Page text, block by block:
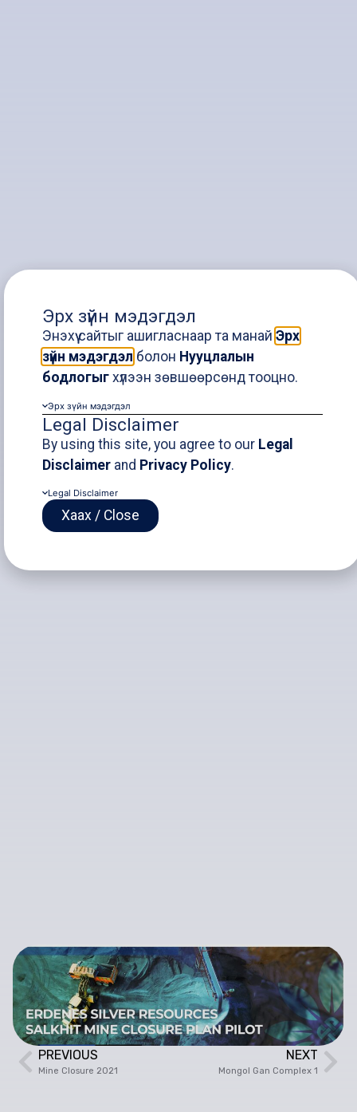
Model Project for
Developing the
Closure Plan of the
Salhit Mine of
“Erdenes Silver
Resource” LLC
PREVIOUS
Mine Closure 2021
NEXT
Mongol Gan Complex 1
Эрх зүйн мэдэгдэл
Энэхүү сайтыг ашигласнаар та манай Эрх
зүйн мэдэгдэл болон Нууцлалын
бодлогыг хүлээн зөвшөөрсөнд тооцно.
Эрх зүйн мэдэгдэл
Legal Disclaimer
By using this site, you agree to our Legal
Disclaimer and Privacy Policy.
Legal Disclaimer
Хаах / Close